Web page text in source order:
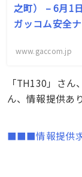
之町） – 6月1
ガッコム安全
www.gaccom.jp
「TH130」さ
ん、情報提供あ
■■■情報提供